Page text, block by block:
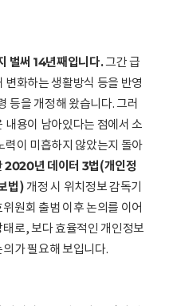
벌써 14년째입니다.그간 급
화하는 생활방식 등을 반영
등을 개정해 왔습니다. 그러
내용이 남아있다는 점에서 소
력이 미흡하지 않았는지 돌아
2020년 데이터 3법(개인정
법)개정 시 위치정보 감독기
원회 출범 이후 논의를 이어
로, 보다 효율적인 개인정보
가 필요해 보입니다.